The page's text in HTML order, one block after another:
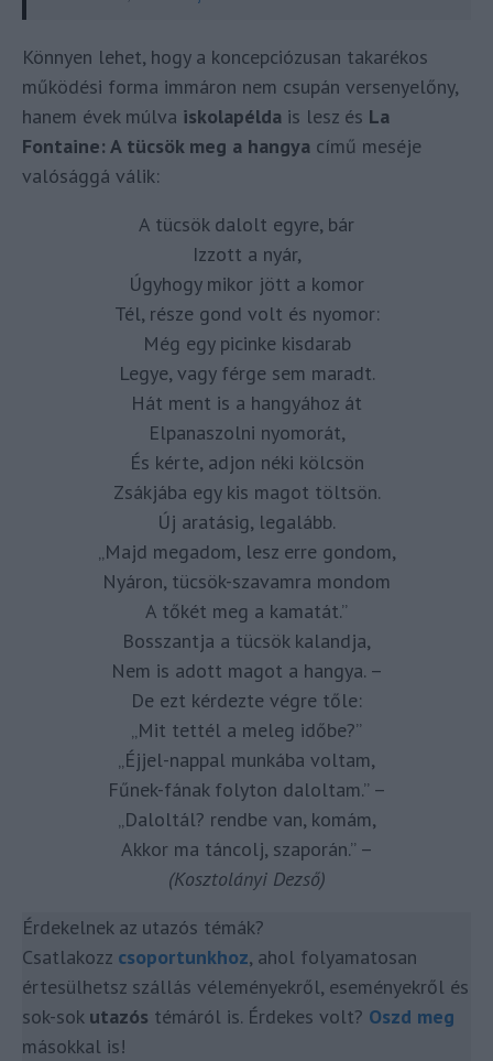
Könnyen lehet, hogy a koncepciózusan takarékos
működési forma immáron nem csupán versenyelőny,
hanem évek múlva iskolapélda is lesz és La
Fontaine: A tücsök meg a hangya című meséje
valósággá válik:
A tücsök dalolt egyre, bár
Izzott a nyár,
Úgyhogy mikor jött a komor
Tél, része gond volt és nyomor:
Még egy picinke kisdarab
Legye, vagy férge sem maradt.
Hát ment is a hangyához át
Elpanaszolni nyomorát,
És kérte, adjon néki kölcsön
Zsákjába egy kis magot töltsön.
Új aratásig, legalább.
„Majd megadom, lesz erre gondom,
Nyáron, tücsök-szavamra mondom
A tőkét meg a kamatát.”
Bosszantja a tücsök kalandja,
Nem is adott magot a hangya. –
De ezt kérdezte végre tőle:
„Mit tettél a meleg időbe?”
„Éjjel-nappal munkába voltam,
Fűnek-fának folyton daloltam.” –
„Daloltál? rendbe van, komám,
Akkor ma táncolj, szaporán.” –
(Kosztolányi Dezső)
Érdekelnek az utazós témák?
Csatlakozz csoportunkhoz, ahol folyamatosan
értesülhetsz szállás véleményekről, eseményekről és
sok-sok utazós témáról is. Érdekes volt? Oszd meg
másokkal is!